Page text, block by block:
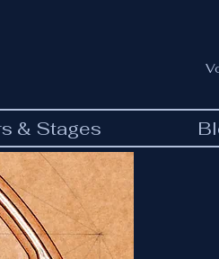
& Stages